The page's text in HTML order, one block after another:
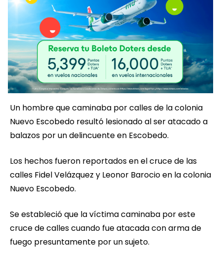
Un hombre que caminaba por calles de la colonia
Nuevo Escobedo resultó lesionado al ser atacado a
balazos por un delincuente en Escobedo.
Los hechos fueron reportados en el cruce de las
calles Fidel Velázquez y Leonor Barocio en la colonia
Nuevo Escobedo.
Se estableció que la víctima caminaba por este
cruce de calles cuando fue atacada con arma de
fuego presuntamente por un sujeto.